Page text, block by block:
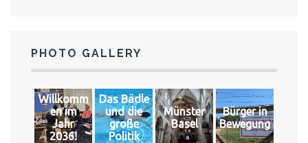
PHOTO GALLERY
Willkomm
en im
Jahr
2036!
Das Bädle
und die
große
Politik
Münster
Basel
Bürger in
Bewegung